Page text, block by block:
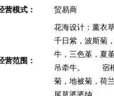
营模式： 贸易商
营范围：
花海设计：薰衣
千日紫，波斯菊
牛，三色堇，夏
吊牵牛。 宿根
菊，地被菊，荷